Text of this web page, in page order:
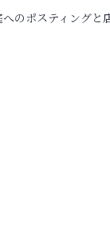
のポスティングと